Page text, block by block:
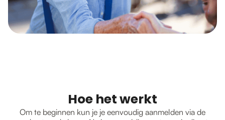
Hoe het werkt
Om te beginnen kun je je eenvoudig aanmelden via de